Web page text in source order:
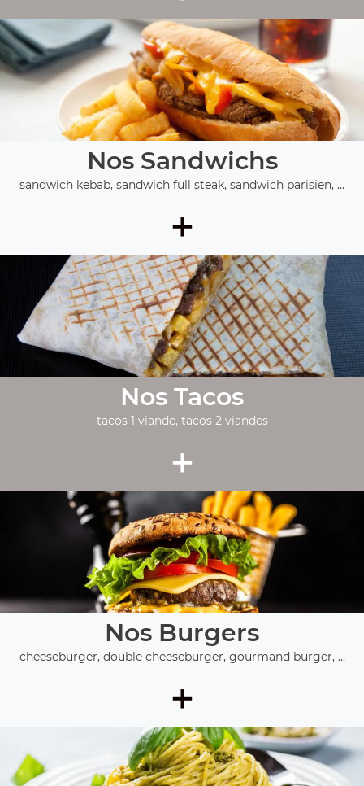
Nos Sandwichs
sandwich kebab, sandwich full steak, sandwich parisien, ...
+
Nos Tacos
tacos 1 viande, tacos 2 viandes
+
Nos Burgers
cheeseburger, double cheeseburger, gourmand burger, ...
+